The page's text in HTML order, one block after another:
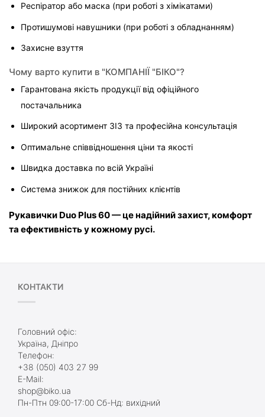
Респіратор або маска (при роботі з хімікатами)
Протишумові навушники (при роботі з обладнанням)
Захисне взуття
Чому варто купити в "КОМПАНІЇ "БІКО"?
Гарантована якість продукції від офіційного
постачальника
Широкий асортимент ЗІЗ та професійна консультація
Оптимальне співвідношення ціни та якості
Швидка доставка по всій Україні
Система знижок для постійних клієнтів
Рукавички Duo Plus 60 — це надійний захист, комфорт
та ефективність у кожному русі.
КОНТАКТИ
Головний офіс:
Україна, Дніпро
Телефон:
+38 (050) 403 27 99
E-Mail:
shop@biko.ua
Пн-Птн 09:00-17:00 Сб-Нд: вихідний